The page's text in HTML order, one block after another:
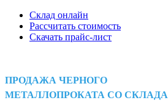
Склад онлайн
Рассчитать стоимость
Скачать прайс-лист
ПРОДАЖА ЧЕРНОГО
МЕТАЛЛОПРОКАТА СО СКЛАДА